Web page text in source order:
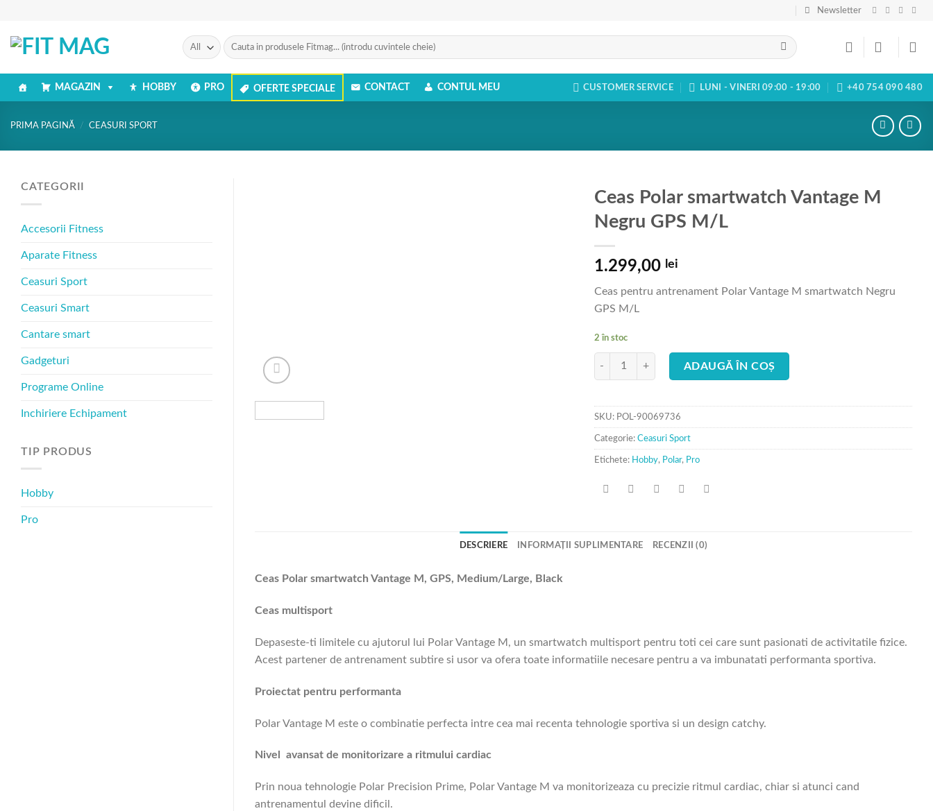
content
Newsletter
Caută
după:
MAGAZIN HOBBY PRO OFERTE SPECIALE CONTACT CONTUL MEU CUSTOMER SERVICE LUNI - VINERI 09:00 - 19:00 +40 754 090 480
PRIMA PAGINĂ / CEASURI SPORT
CATEGORII
Accesorii Fitness
Aparate Fitness
Ceasuri Sport
Ceasuri Smart
Cantare smart
Gadgeturi
Programe Online
Inchiriere Echipament
TIP PRODUS
Hobby
Pro
Ceas Polar smartwatch Vantage M
Negru GPS M/L
1.299,00 lei
Ceas pentru antrenament Polar Vantage M smartwatch Negru
GPS M/L
2 în stoc
Cantitate Ceas Polar smartwatch Vantage M Negru GPS M/L
ADAUGĂ ÎN COȘ
SKU: POL-90069736
Categorie: Ceasuri Sport
Etichete: Hobby, Polar, Pro
DESCRIERE INFORMAȚII SUPLIMENTARE RECENZII (0)
Ceas Polar smartwatch Vantage M, GPS, Medium/Large, Black
Ceas multisport
Depaseste-ti limitele cu ajutorul lui Polar Vantage M, un smartwatch multisport pentru toti cei care sunt pasionati de activitatile fizice.
Acest partener de antrenament subtire si usor va ofera toate informatiile necesare pentru a va imbunatati performanta sportiva.
Proiectat pentru performanta
Polar Vantage M este o combinatie perfecta intre cea mai recenta tehnologie sportiva si un design catchy.
Nivel avansat de monitorizare a ritmului cardiac
Prin noua tehnologie Polar Precision Prime, Polar Vantage M va monitorizeaza cu precizie ritmul cardiac, chiar si atunci cand
antrenamentul devine dificil.